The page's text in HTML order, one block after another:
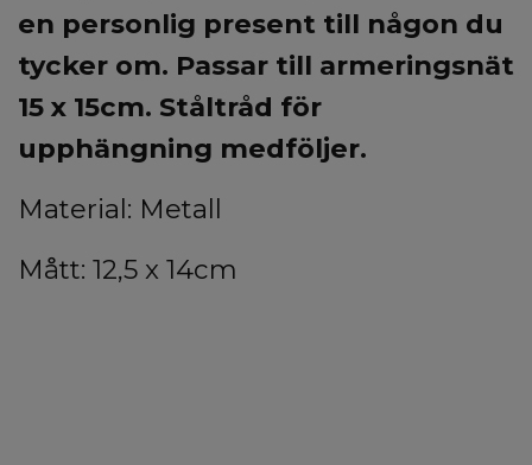
en personlig present till någon du
tycker om. Passar till armeringsnät
15 x 15cm. Ståltråd för
upphängning medföljer.
Material: Metall
Mått: 12,5 x 14cm